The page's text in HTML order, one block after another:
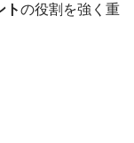
トの役割を強く重